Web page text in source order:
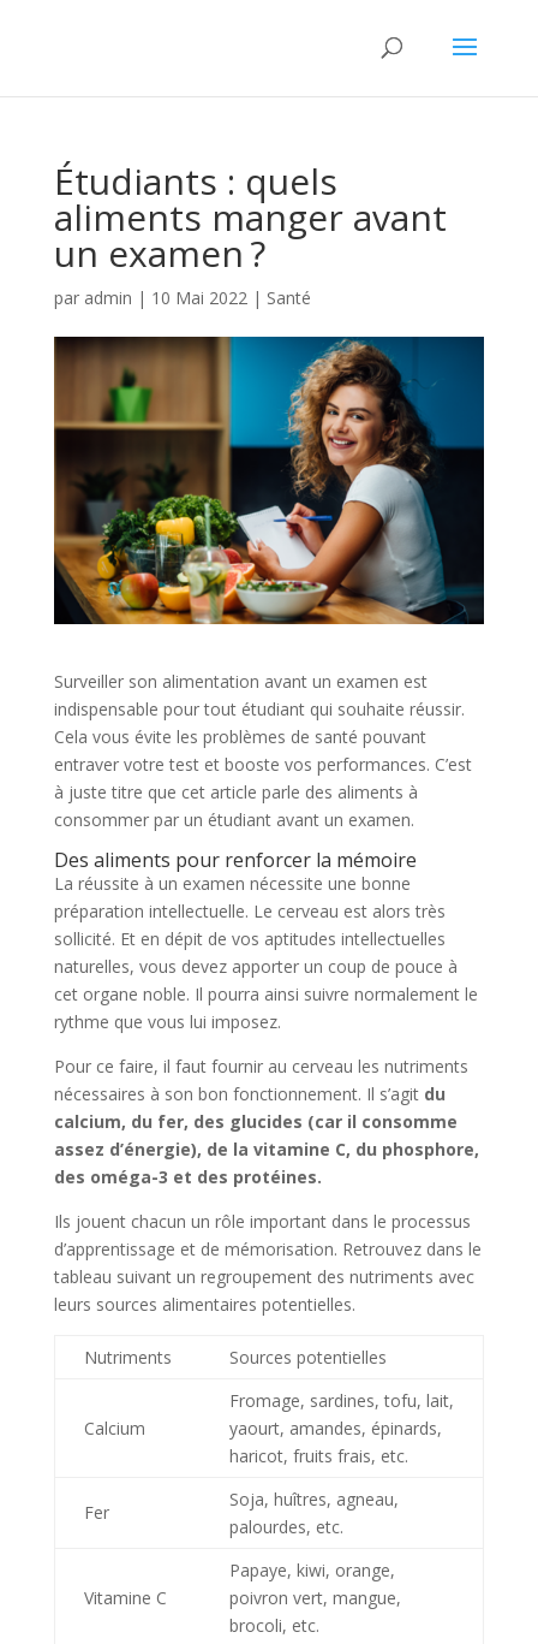
Étudiants : quels
aliments manger avant
un examen ?
par admin | 10 Mai 2022| Santé
Surveiller son alimentation avant un examen est
indispensable pour tout étudiant qui souhaite réussir.
Cela vous évite les problèmes de santé pouvant
entraver votre test et booste vos performances. C’est
à juste titre que cet article parle des aliments à
consommer par un étudiant avant un examen.
Des aliments pour renforcer la mémoire
La réussite à un examen nécessite une bonne
préparation intellectuelle. Le cerveau est alors très
sollicité. Et en dépit de vos aptitudes intellectuelles
naturelles, vous devez apporter un coup de pouce à
cet organe noble. Il pourra ainsi suivre normalement le
rythme que vous lui imposez.
Pour ce faire, il faut fournir au cerveau les nutriments
nécessaires à son bon fonctionnement. Il s’agit du
calcium, du fer, des glucides (car il consomme
assez d’énergie), de la vitamine C, du phosphore,
des oméga-3 et des protéines.
Ils jouent chacun un rôle important dans le processus
d’apprentissage et de mémorisation. Retrouvez dans le
tableau suivant un regroupement des nutriments avec
leurs sources alimentaires potentielles.
Nutriments Sources potentielles
Calcium
Fromage, sardines, tofu, lait,
yaourt, amandes, épinards,
haricot, fruits frais, etc.
Fer
Soja, huîtres, agneau,
palourdes, etc.
Vitamine C
Papaye, kiwi, orange,
poivron vert, mangue,
brocoli, etc.